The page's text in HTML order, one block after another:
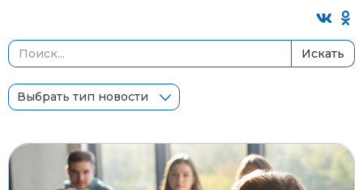
Искать
Выбрать тип новости